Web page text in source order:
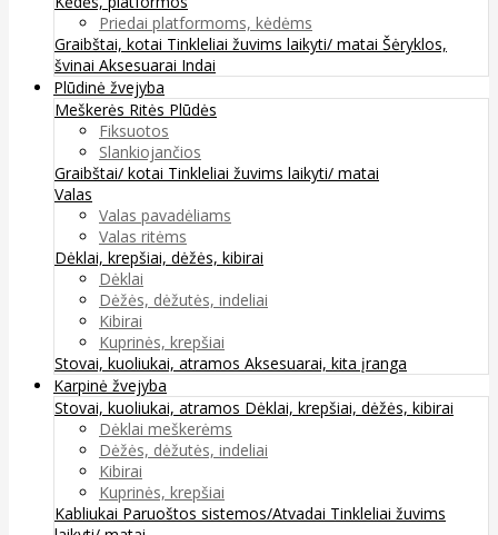
Priedai platformoms, kėdėms
Graibštai, kotai Tinkleliai žuvims laikyti/ matai Šėryklos,
švinai Aksesuarai Indai
Plūdinė žvejyba
Meškerės Ritės Plūdės
Fiksuotos
Slankiojančios
Graibštai/ kotai Tinkleliai žuvims laikyti/ matai
Valas
Valas pavadėliams
Valas ritėms
Dėklai, krepšiai, dėžės, kibirai
Dėklai
Dėžės, dėžutės, indeliai
Kibirai
Kuprinės, krepšiai
Stovai, kuoliukai, atramos Aksesuarai, kita įranga
Karpinė žvejyba
Stovai, kuoliukai, atramos Dėklai, krepšiai, dėžės, kibirai
Dėklai meškerėms
Dėžės, dėžutės, indeliai
Kibirai
Kuprinės, krepšiai
Kabliukai Paruoštos sistemos/Atvadai Tinkleliai žuvims